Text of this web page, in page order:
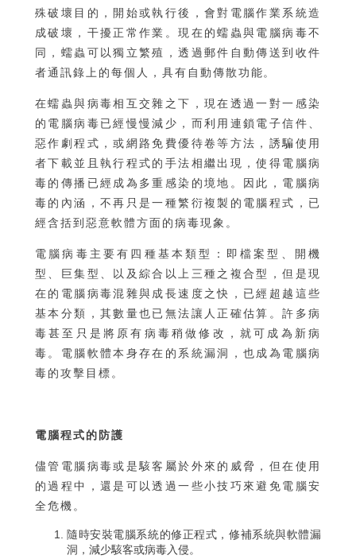
殊破壞目的，開始或執行後，會對電腦作業系統造
成破壞，干擾正常作業。現在的蠕蟲與電腦病毒不
同，蠕蟲可以獨立繁殖，透過郵件自動傳送到收件
者通訊錄上的每個人，具有自動傳散功能。
在蠕蟲與病毒相互交雜之下，現在透過一對一感染
的電腦病毒已經慢慢減少，而利用連鎖電子信件、
惡作劇程式，或網路免費優待卷等方法，誘騙使用
者下載並且執行程式的手法相繼出現，使得電腦病
毒的傳播已經成為多重感染的境地。因此，電腦病
毒的內涵，不再只是一種繁衍複製的電腦程式，已
經含括到惡意軟體方面的病毒現象。
電腦病毒主要有四種基本類型：即檔案型、開機
型、巨集型、以及綜合以上三種之複合型，但是現
在的電腦病毒混雜與成長速度之快，已經超越這些
基本分類，其數量也已無法讓人正確估算。許多病
毒甚至只是將原有病毒稍做修改，就可成為新病
毒。電腦軟體本身存在的系統漏洞，也成為電腦病
毒的攻擊目標。
電腦程式的防護
儘管電腦病毒或是駭客屬於外來的威脅，但在使用
的過程中，還是可以透過一些小技巧來避免電腦安
全危機。
隨時安裝電腦系統的修正程式，修補系統與軟體漏
洞，減少駭客或病毒入侵。